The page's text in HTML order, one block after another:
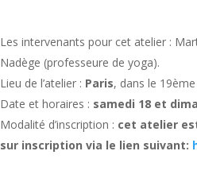
Les intervenants pour cet atelier :
Nadège (professeure de yoga).
Lieu de l’atelier : Paris, dans le
Date et horaires : samedi 18 et
Modalité d’inscription : cet atelier
sur inscription via le lien suivant: